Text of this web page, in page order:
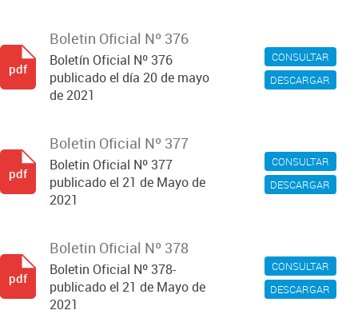
CONSULTAR
DESCARGAR
Boletin Oficial Nº 376
Boletín Oficial Nº 376
publicado el día 20 de mayo
de 2021
pdf
CONSULTAR
DESCARGAR
Boletin Oficial Nº 377
Boletin Oficial Nº 377
publicado el 21 de Mayo de
2021
pdf
CONSULTAR
DESCARGAR
Boletin Oficial Nº 378
Boletin Oficial Nº 378-
publicado el 21 de Mayo de
2021
pdf